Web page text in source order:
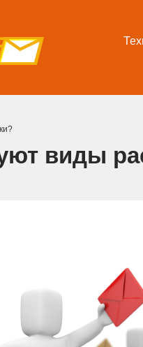
виды